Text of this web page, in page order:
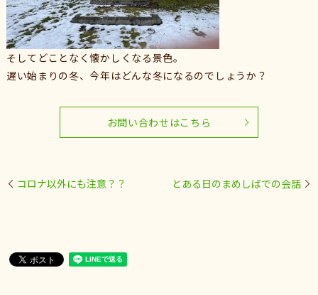
そしてどことなく懐かしくなる景色。
遅い始まりの冬、今年はどんな冬になるのでしょうか？
お問い合わせはこちら
コロナ以外にも注意？？ とある日のまめしばでの会話